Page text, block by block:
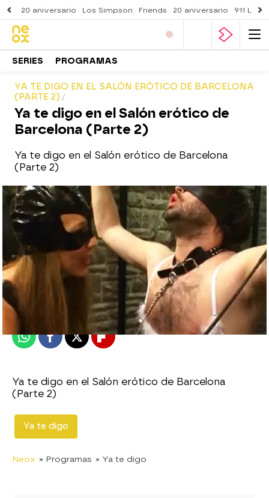
20 aniversario Los Simpson Friends 20 aniversario 911
SERIES PROGRAMAS
YA TE DIGO EN EL SALÓN ERÓTICO DE BARCELONA
(PARTE 2)
Ya te digo en el Salón erótico de
Barcelona (Parte 2)
Ya te digo en el Salón erótico de Barcelona
(Parte 2)
neox
Publicado: 02 de junio de 2010, 13:23
WhatsappFacebook
X Flipboard
Ya te digo en el Salón erótico de Barcelona
(Parte 2)
Ya te digo
Neox » Programas » Ya te digo